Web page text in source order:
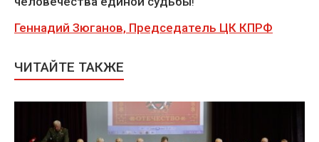
Геннадий Зюганов, Председатель ЦК КПРФ
ЧИТАЙТЕ ТАКЖЕ